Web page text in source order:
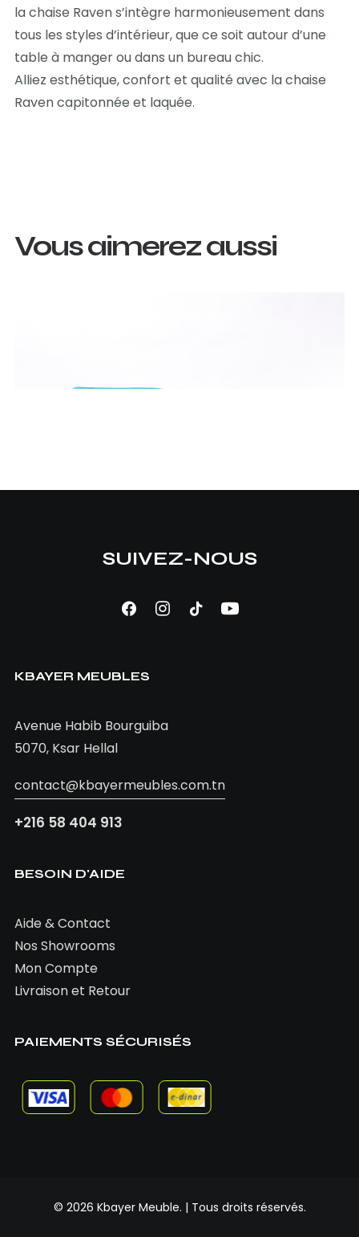
la chaise Raven s’intègre harmonieusement dans
tous les styles d’intérieur, que ce soit autour d’une
table à manger ou dans un bureau chic.
Alliez esthétique, confort et qualité avec la chaise
Raven capitonnée et laquée.
Vous aimerez aussi
SUIVEZ-NOUS
KBAYER MEUBLES
Avenue Habib Bourguiba
5070, Ksar Hellal
contact@kbayermeubles.com.tn
+216 58 404 913
BESOIN D'AIDE
Aide & Contact
Nos Showrooms
Mon Compte
Livraison et Retour
PAIEMENTS SÉCURISÉS
© 2026 Kbayer Meuble. | Tous droits réservés.